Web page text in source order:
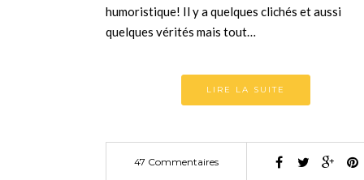
humoristique! Il y a quelques clichés et aussi
quelques vérités mais tout…
LIRE LA SUITE
47 Commentaires